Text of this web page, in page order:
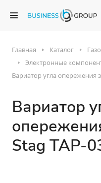
Главная Каталог
Электронные
Вариатор угла опережения
Вариатор
Stag TAP-